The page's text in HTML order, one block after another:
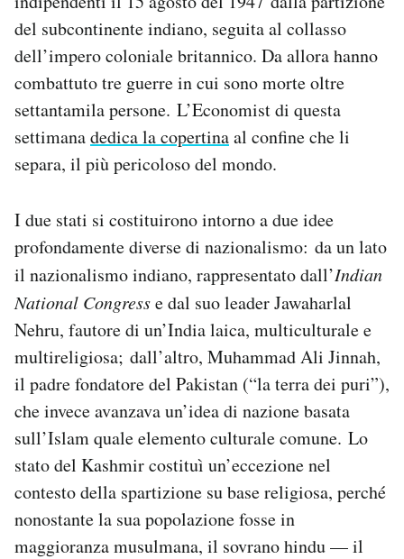
I MIEI PREFERITI
SHOP
CALENDARIO
Area Personale
Notifiche mobile
Regala il Post
Hai bisogno di aiuto?
Esci
del subcontinente indiano, seguita al collasso
dell’impero coloniale britannico. Da allora hanno
combattuto tre guerre in cui sono morte oltre
settantamila persone. L’Economist di questa
settimanadedica la copertinaal confine che li
separa, il più pericoloso del mondo.
I due stati si costituirono intorno a due idee
profondamente diverse di nazionalismo: da un lato
il nazionalismo indiano, rappresentato dall’Indian
National Congresse dal suo leader Jawaharlal
Nehru, fautore di un’India laica, multiculturale e
multireligiosa; dall’altro, Muhammad Ali Jinnah,
il padre fondatore del Pakistan (“la terra dei puri”),
che invece avanzava un’idea di nazione basata
sull’Islam quale elemento culturale comune. Lo
stato del Kashmir costituì un’eccezione nel
contesto della spartizione su base religiosa, perché
nonostante la sua popolazione fosse in
maggioranza musulmana, il sovrano hindu — il